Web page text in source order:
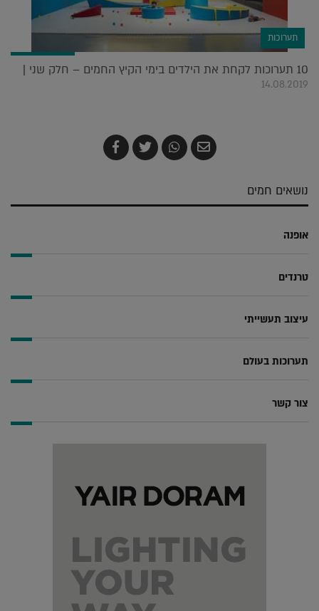
תערוכות
10 תערוכות לקחת את הילדים בימי הקיץ החמים – חלק שני |
14.08.2019
שלח
בדואר
שתף
ב-
צייץ
ב-
שתף
ב-
נושאים חמים
אופנה
טרנדים
עיצוב תעשייתי
תערוכות בעולם
צור קשר